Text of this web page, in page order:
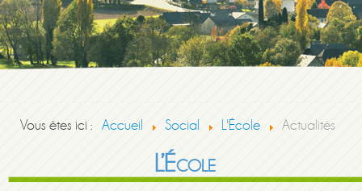
Vous êtes ici : Accueil Social L'École Actualités
L’École